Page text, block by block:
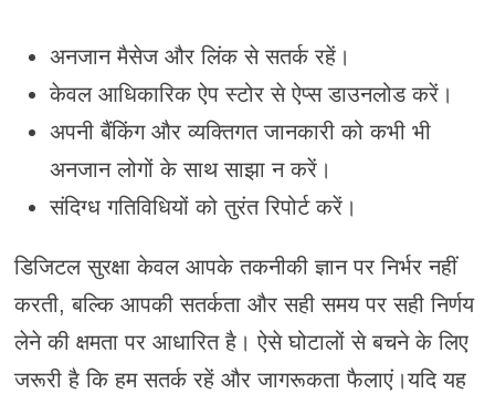
अनजान मैसेज और लिंक से सतर्क रहें।
केवल आधिकारिक ऐप स्टोर से ऐप्स डाउनलोड करें।
अपनी बैंकिंग और व्यक्तिगत जानकारी को कभी भी
अनजान लोगों के साथ साझा न करें।
संदिग्ध गतिविधियों को तुरंत रिपोर्ट करें।
डिजिटल सुरक्षा केवल आपके तकनीकी ज्ञान पर निर्भर नहीं
करती, बल्कि आपकी सतर्कता और सही समय पर सही निर्णय
लेने की क्षमता पर आधारित है। ऐसे घोटालों से बचने के लिए
जरूरी है कि हम सतर्क रहें और जागरूकता फैलाएं।यदि यह